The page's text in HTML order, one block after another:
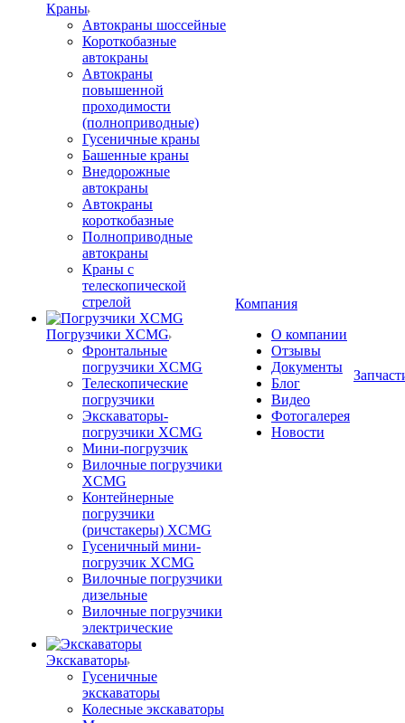
Краны
Автокраны шоссейные
Короткобазные
автокраны
Автокраны
повышенной
проходимости
(полноприводные)
Гусеничные краны
Башенные краны
Внедорожные
автокраны
Автокраны
короткобазные
Полноприводные
автокраны
Краны с
телескопической
стрелой
Погрузчики XCMG
Фронтальные
погрузчики XCMG
Телескопические
погрузчики
Экскаваторы-
погрузчики XCMG
Мини-погрузчик
Вилочные погрузчики
XCMG
Контейнерные
погрузчики
(ричстакеры) XCMG
Гусеничный мини-
погрузчик XCMG
Вилочные погрузчики
дизельные
Вилочные погрузчики
электрические
Экскаваторы
Гусеничные
экскаваторы
Колесные экскаваторы
Компания
О компании
Отзывы
Документы
Блог
Видео
Фотогалерея
Новости